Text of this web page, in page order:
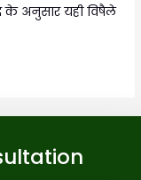
अनुसार यही विषैले